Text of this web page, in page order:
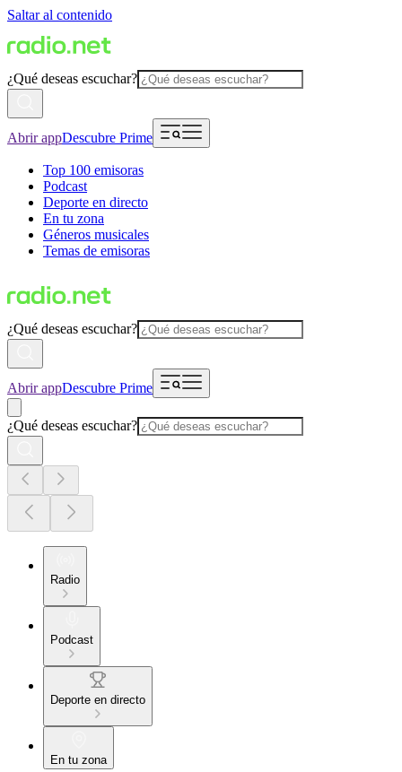
Saltar al contenido
¿Qué deseas escuchar?
Abrir appDescubre Prime
Top 100 emisoras
Podcast
Deporte en directo
En tu zona
Géneros musicales
Temas de emisoras
¿Qué deseas escuchar?
Abrir appDescubre Prime
¿Qué deseas escuchar?
Radio
Podcast
Deporte en directo
En tu zona